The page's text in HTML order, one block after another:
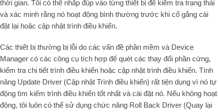
thời gian. Tôi có thể nhấp đúp vào từng thiết bị để kiểm tra trạng thái
và xác minh rằng nó hoạt động bình thường trước khi cố gắng cài
đặt lại hoặc cập nhật trình điều khiển.
Các thiết bị thường bị lỗi do các vấn đề phần mềm và Device
Manager có các công cụ tích hợp để quét các thay đổi phần cứng,
kiểm tra chi tiết trình điều khiển hoặc cập nhật trình điều khiển. Tính
năng Update Driver (Cập nhật Trình điều khiển) rất tiện dụng vì nó tự
động tìm kiếm trình điều khiển tốt nhất và cài đặt nó. Nếu không hoạt
động, tôi luôn có thể sử dụng chức năng Roll Back Driver (Quay lại